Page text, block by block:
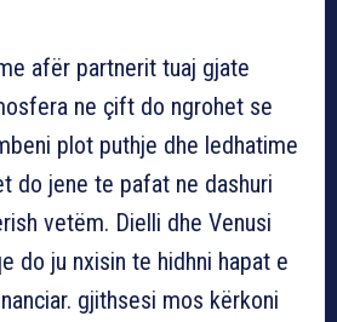
afër partnerit tuaj gjate
ne çift do ngrohet se
plot puthje dhe ledhatime
do jene te pafat ne dashuri
vetëm. Dielli dhe Venusi
do ju nxisin te hidhni hapat e
gjithsesi mos kërkoni